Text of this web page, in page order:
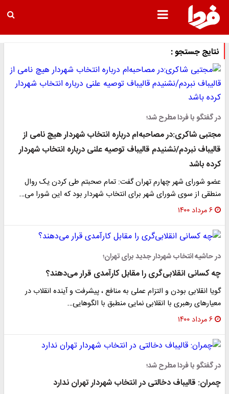
نتایج جستجو :
در گفتگو با فردا مطرح شد؛
مجتبی شاکری:در مصاحبه‌ام درباره انتخاب شهردار هیچ نامی از
قالیباف نبردم/نشنیدم قالیباف توصیه علنی درباره انتخاب شهردار
کرده باشد
عضو شورای شهر چهارم تهران گفت: تمام صحبتم طی کردن یک روال
منطقی از سوی شورای شهر برای انتخاب شهردار بود که این شورا می…
۶ مرداد ۱۴۰۰
در حاشیه انتخاب شهردار جدید برای تهران؛
چه کسانی انقلابی‌گری را مقابل کارآمدی قرار می‌دهند؟
گویا انقلابی بودن و التزام عملی به منافع ، پیشرفت و آینده انقلاب در
معیارهای رهبری با انقلابی نمایی منطبق با الگوهایی…
۶ مرداد ۱۴۰۰
در گفتگو با فردا مطرح شد؛
چمران: قالیباف دخالتی در انتخاب شهردار تهران ندارد